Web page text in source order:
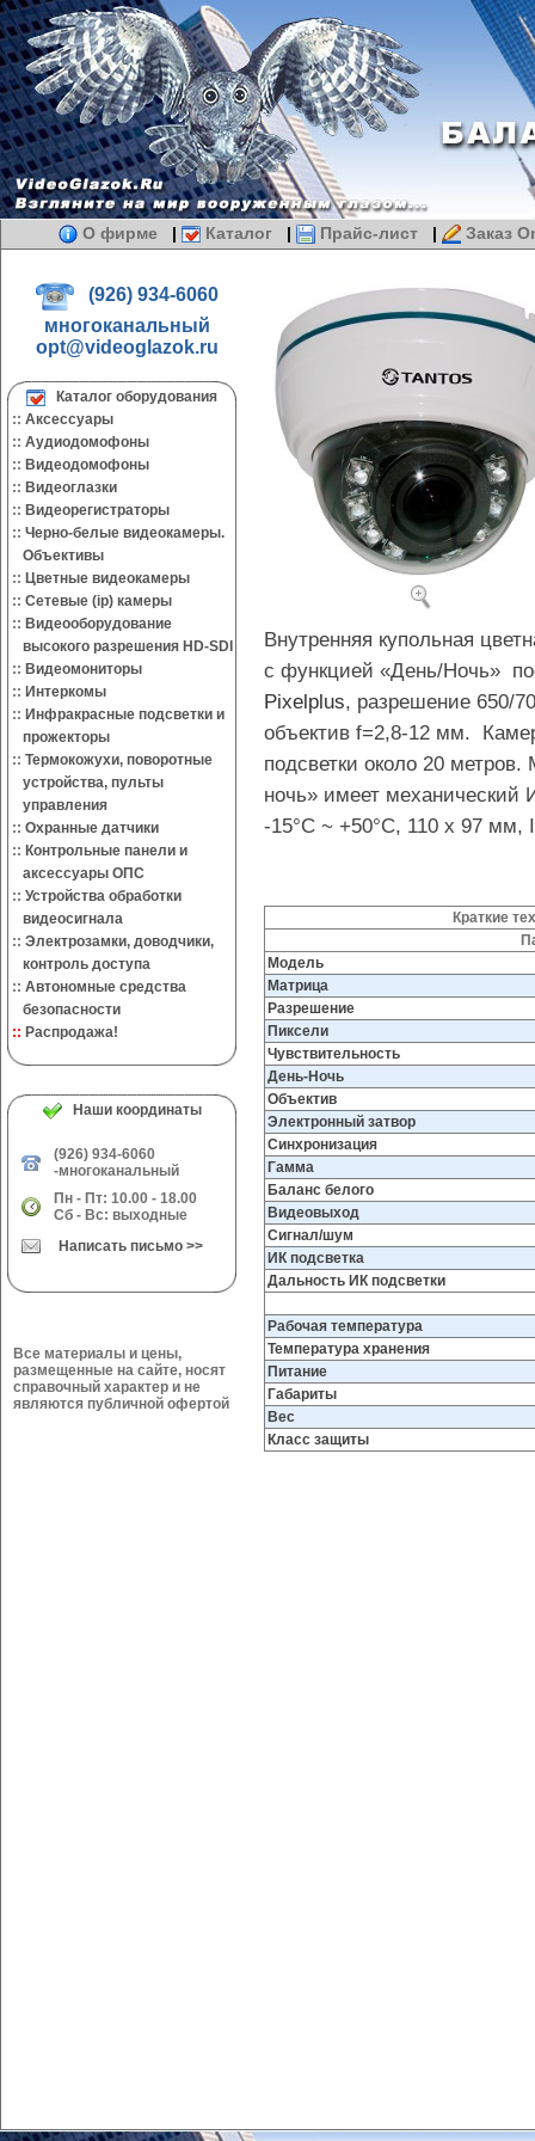
О фирме | Каталог | Прайс-лист | Заказ
(926) 934-6060
многоканальный
opt@videoglazok.ru
Каталог оборудования
:: Аксессуары
:: Аудиодомофоны
:: Видеодомофоны
:: Видеоглазки
:: Видеорегистраторы
:: Черно-белые видеокамеры.
Объективы
:: Цветные видеокамеры
:: Сетевые (ip) камеры
:: Видеооборудование
высокого разрешения HD-SDI
:: Видеомониторы
:: Интеркомы
:: Инфракрасные подсветки и
прожекторы
:: Термокожухи, поворотные
устройства, пульты
управления
:: Охранные датчики
:: Контрольные панели и
аксессуары ОПС
:: Устройства обработки
видеосигнала
:: Электрозамки, доводчики,
контроль доступа
:: Автономные средства
безопасности
:: Распродажа!
Наши координаты
(926) 934-6060
-многоканальный
Пн - Пт: 10.00 - 18.00
Сб - Вс: выходные
Написать письмо >>
Все материалы и цены,
размещенные на сайте, носят
справочный характер и не
являются публичной офертой
Внутренняя купольная
с функцией «День/Ночь»
Pixelplus, разрешение 650/
объектив f=2,8-12 мм.
подсветки около 20
ночь» имеет
-15°С ~ +50°С, 110 x 97 мм,
Краткие
Модель
Матрица
Разрешение
Пиксели
Чувствительность
День-Ночь
Объектив
Электронный затвор
Синхронизация
Гамма
Баланс белого
Видеовыход
Сигнал/шум
ИК подсветка
Дальность ИК подсветки
Рабочая температура
Температура хранения
Питание
Габариты
Вес
Класс защиты